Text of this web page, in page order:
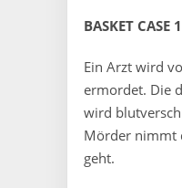
BASKET CASE
Ein Arzt wird
ermordet. Die
wird
Mörder nimmt
geht.